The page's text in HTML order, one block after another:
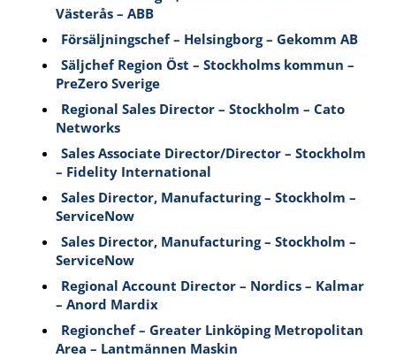
Västerås – ABB
Försäljningschef – Helsingborg – Gekomm AB
Säljchef Region Öst – Stockholms kommun –
PreZero Sverige
Regional Sales Director – Stockholm – Cato
Networks
Sales Associate Director/Director – Stockholm
– Fidelity International
Sales Director, Manufacturing – Stockholm –
ServiceNow
Sales Director, Manufacturing – Stockholm –
ServiceNow
Regional Account Director – Nordics – Kalmar
– Anord Mardix
Regionchef – Greater Linköping Metropolitan
Area – Lantmännen Maskin